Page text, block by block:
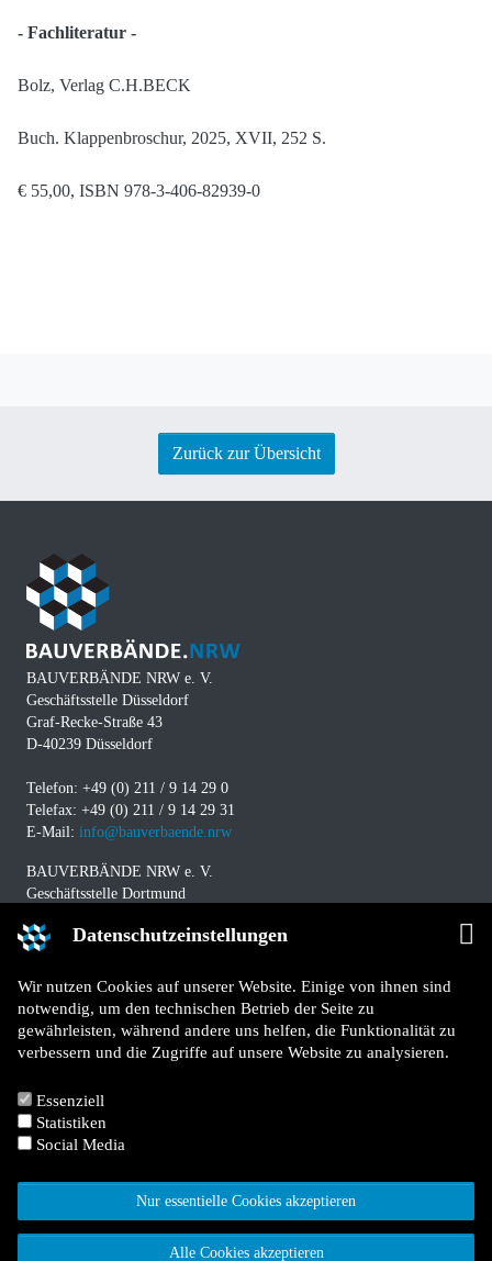
Datenschutzeinstellungen
Wir nutzen Cookies auf unserer Website. Einige von ihnen sind
notwendig, um den technischen Betrieb der Seite zu
gewährleisten, während andere uns helfen, die Funktionalität zu
verbessern und die Zugriffe auf unsere Website zu analysieren.
Essenziell
Statistiken
Social Media
Nur essentielle Cookies akzeptieren
Alle Cookies akzeptieren
- Fachliteratur -
Bolz, Verlag C.H.BECK
Buch. Klappenbroschur, 2025, XVII, 252 S.
€ 55,00, ISBN 978-3-406-82939-0
Zurück zur Übersicht
BAUVERBÄNDE NRW e. V.
Geschäftsstelle Düsseldorf
Graf-Recke-Straße 43
D-40239 Düsseldorf
Telefon: +49 (0) 211 / 9 14 29 0
Telefax: +49 (0) 211 / 9 14 29 31
E-Mail: info@bauverbaende.nrw
BAUVERBÄNDE NRW e. V.
Geschäftsstelle Dortmund
D-44141 Dortmund
Telefon: +49 (0) 231 / 94 11 580
Telefax: +49 (0) 231 / 94 11 5840
E-Mail:info@bauverbaende.nrw
Datenschutz
Kontakt
Für Mitglieder